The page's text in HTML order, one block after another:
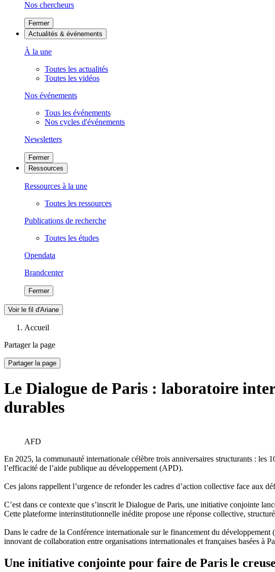
Nos chercheurs
Fermer
Actualités & événements
À la une
Toutes les actualités
Toutes les vidéos
Nos événements
Tous les événements
Nos cycles d'événements
Newsletters
Fermer
Ressources
Ressources à la une
Toutes les ressources
Publications de recherche
Toutes les études
Opendata
Brandcenter
Fermer
Voir le fil d'Ariane
Accueil
Partager la page
Partager la page
Le Dialogue de Paris : laboratoire
durables
AFD
En 2025, la communauté internationale célèbre trois anniversaires structurants : les
l’efficacité de l’aide publique au développement (APD).
Ces jalons rappellent l’urgence de refonder les cadres d’action collective face aux
C’est dans ce contexte que s’inscrit le Dialogue de Paris, une initiative conjointe
Cette plateforme interinstitutionnelle inédite propose une réponse collective,
Dans le cadre de la Conférence internationale sur le financement du
innovant de collaboration entre organisations internationales et françaises basées à
Une initiative conjointe pour faire de Paris le